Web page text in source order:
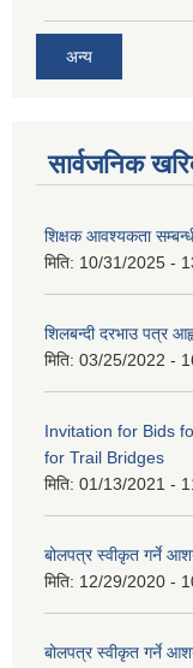
अन्य
सार्वजनिक
शिक्षक आवश्यकता
मिति: 10/31/2025 -
शिलबन्दी दरभाउ पत्र
मिति: 03/25/2022 -
Invitation for Bids
for Trail Bridges
मिति: 01/13/2021 -
बोलपत्र स्वीकृत गर्ने
मिति: 12/29/2020 -
बोलपत्र स्वीकृत गर्ने